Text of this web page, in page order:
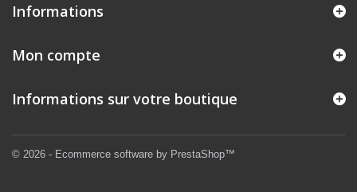
Informations
© 2026 - Ecommerce software by PrestaShop™
Mon compte
Informations sur votre boutique